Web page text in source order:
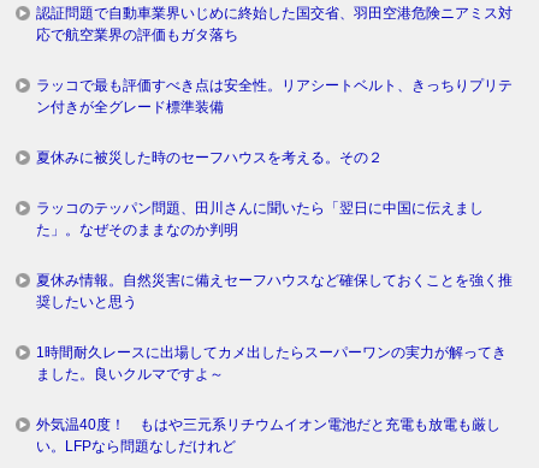
認証問題で自動車業界いじめに終始した国交省、羽田空港危険ニアミス対
応で航空業界の評価もガタ落ち
ラッコで最も評価すべき点は安全性。リアシートベルト、きっちりプリテ
ン付きが全グレード標準装備
夏休みに被災した時のセーフハウスを考える。その２
ラッコのテッパン問題、田川さんに聞いたら「翌日に中国に伝えまし
た」。なぜそのままなのか判明
夏休み情報。自然災害に備えセーフハウスなど確保しておくことを強く推
奨したいと思う
1時間耐久レースに出場してカメ出したらスーパーワンの実力が解ってき
ました。良いクルマですよ～
外気温40度！ もはや三元系リチウムイオン電池だと充電も放電も厳し
い。LFPなら問題なしだけれど